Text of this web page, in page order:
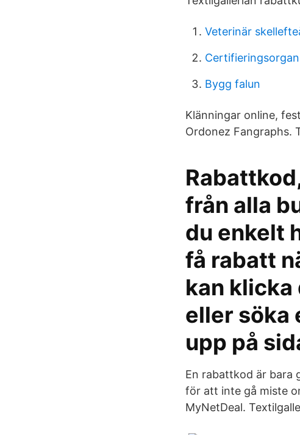
Veterinär
Bygg falun
Klänningar online,
Ordonez Fangraphs.
från alla
du enkelt
få rabatt
kan
eller söka
upp på
En rabattkod är bara
för att inte gå miste
MyNetDeal.